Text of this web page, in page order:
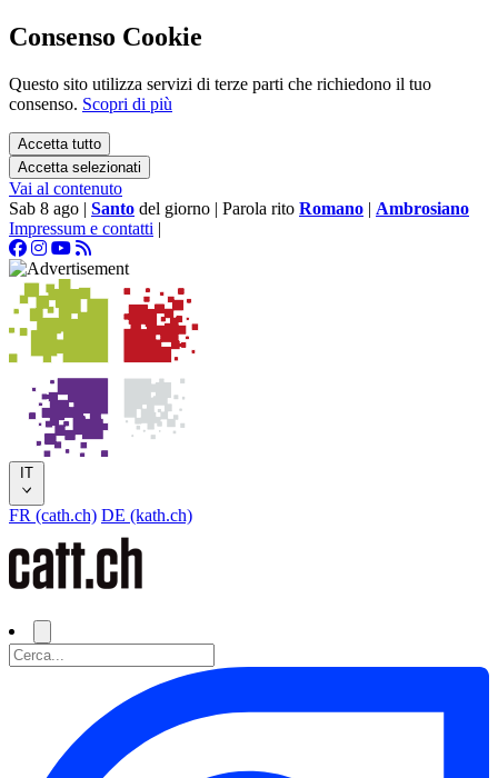
Consenso Cookie
Questo sito utilizza servizi di terze parti che richiedono il tuo
consenso. Scopri di più
Accetta tutto
Accetta selezionati
Vai al contenuto
Sab 8 ago | Santo del giorno | Parola rito Romano | Ambrosiano
Impressum e contatti |
IT
FR (cath.ch) DE (kath.ch)